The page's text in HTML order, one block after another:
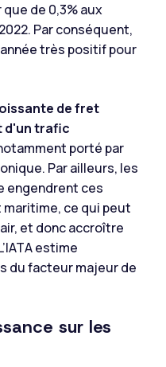
de 0,3% aux
Par conséquent,
très positif pour
de fret
d'un trafic
porté par
Par ailleurs, les
engendrent ces
ce qui peut
et donc accroître
estime
du facteur majeur de
sur les